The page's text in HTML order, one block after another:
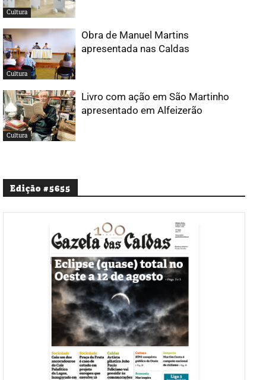
Cultura
Cultura
Obra de Manuel Martins
apresentada nas Caldas
Cultura
Livro com ação em São Martinho
apresentado em Alfeizerão
Edição #5655